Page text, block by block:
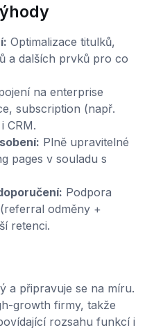
Optimalizace titulků,
a dalších prvků pro co
na enterprise
subscription (např.
CRM.
Plně upravitelné
pages v souladu s
Podpora
odměny +
retenci.
a připravuje se na míru.
growth firmy, takže
rozsahu funkcí i